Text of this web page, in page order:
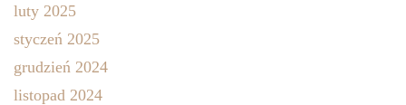
luty 2025
styczeń 2025
grudzień 2024
listopad 2024